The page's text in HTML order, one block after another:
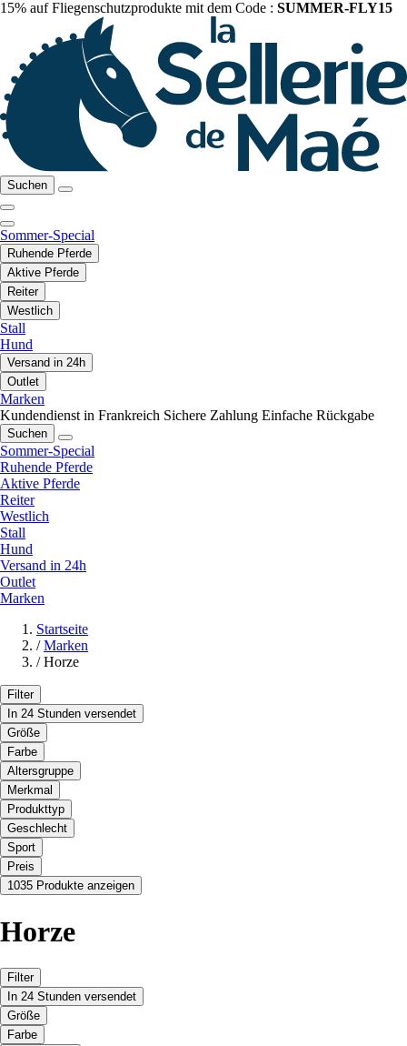
15% auf Fliegenschutzprodukte mit dem Code : SUMMER-FLY15
Suchen
Sommer-Special
Ruhende Pferde
Aktive Pferde
Reiter
Westlich
Stall
Hund
Versand in 24h
Outlet
Marken
Kundendienst in Frankreich Sichere Zahlung Einfache Rückgabe
Suchen
Sommer-Special
Ruhende Pferde
Aktive Pferde
Reiter
Westlich
Stall
Hund
Versand in 24h
Outlet
Marken
Startseite
/ Marken
/ Horze
Filter
In 24 Stunden versendet
Größe
Farbe
Altersgruppe
Merkmal
Produkttyp
Geschlecht
Sport
Preis
1035 Produkte anzeigen
Horze
Filter
In 24 Stunden versendet
Größe
Farbe